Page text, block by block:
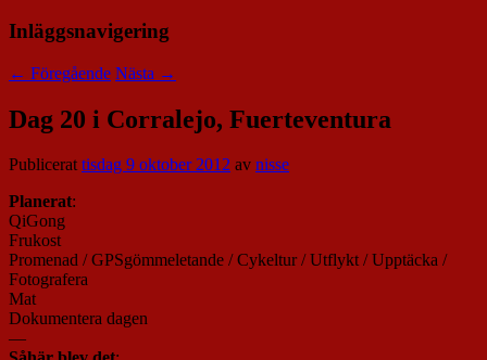
Inläggsnavigering
← Föregående Nästa →
Dag 20 i Corralejo, Fuerteventura
Publicerattisdag 9 oktober 2012 av nisse
Planerat:
QiGong
Frukost
Promenad / GPSgömmeletande / Cykeltur / Utflykt / Upptäcka /
Fotografera
Mat
Dokumentera dagen
—